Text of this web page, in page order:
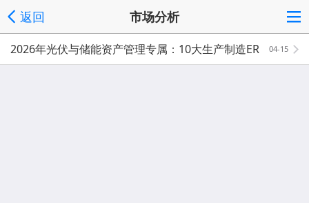
返回 市场分析
04-15
2026年光伏与储能资产管理专属：10大生产制造ER